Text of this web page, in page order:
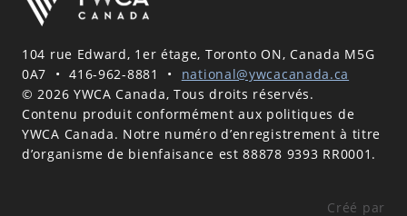
104 rue Edward, 1er étage, Toronto ON, Canada M5G
0A7
• 416-962-8881 •
national@ywcacanada.ca
© 2026 YWCA Canada, Tous droits réservés.
Contenu produit conformément aux politiques de
YWCA Canada. Notre numéro d’enregistrement à titre
d’organisme de bienfaisance est 88878 9393 RR0001.
Créé par